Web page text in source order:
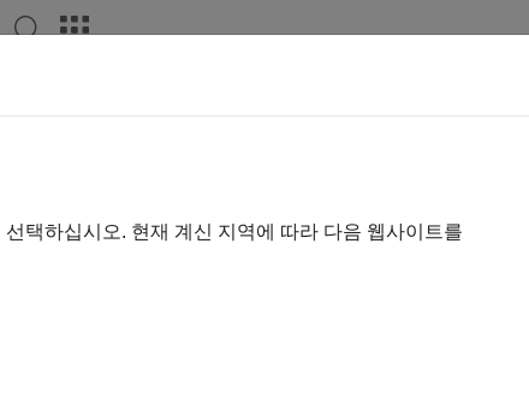
성
모델과 데이터를 공유합니다. Stateflow 차트를
를 출력하여 Simulink 서브시스템을 활성화할 수 있습니다.
택하십시오. 현재 계신 지역에 따라 다음 웹사이트를